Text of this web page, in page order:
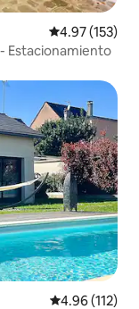
Calificación
4.97 (153)
Estacionamiento
Calificación
4.96 (112)